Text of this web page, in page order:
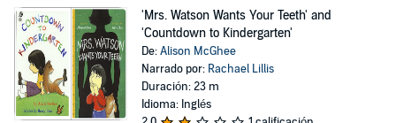
'Mrs. Watson Wants Your Teeth' and
'Countdown to Kindergarten'
De:Alison McGhee
Narrado por: Rachael Lillis
Duración: 23 m
Idioma: Inglés